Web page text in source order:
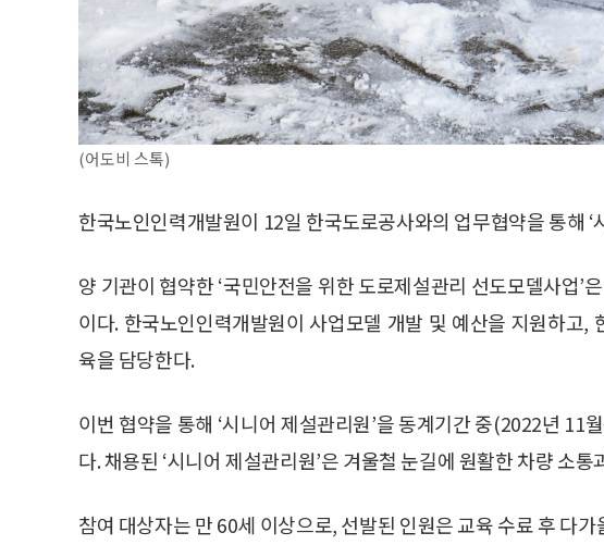
(어도비 스톡)
한국노인인력개발원이 12일 한국도로공사와의 업무협약을 통해
양 기관이 협약한 ‘국민안전을 위한 도로제설관리 선도모델사업’
이다. 한국노인인력개발원이 사업모델 개발 및 예산을 지원하고,
육을 담당한다.
이번 협약을 통해 ‘시니어 제설관리원’을 동계기간 중(2022년 11
다. 채용된 ‘시니어 제설관리원’은 겨울철 눈길에 원활한 차량 소
참여 대상자는 만 60세 이상으로, 선발된 인원은 교육 수료 후 다